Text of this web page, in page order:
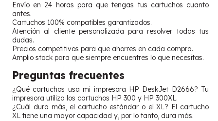
Envío en 24 horas para que tengas tus cartuchos cuanto
antes.
Cartuchos 100% compatibles garantizados.
Atención al cliente personalizada para resolver todas tus
dudas.
Precios competitivos para que ahorres en cada compra.
Amplio stock para que siempre encuentres lo que necesitas.
Preguntas frecuentes
¿Qué cartuchos usa mi impresora HP DeskJet D2666? Tu
impresora utiliza los cartuchos HP 300 y HP 300XL.
¿Cuál dura más, el cartucho estándar o el XL? El cartucho
XL tiene una mayor capacidad y, por lo tanto, dura más.